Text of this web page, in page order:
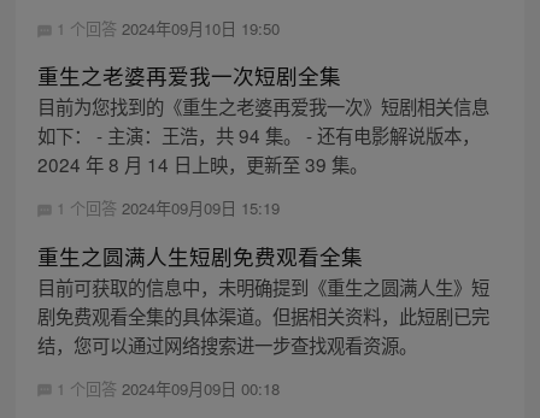
1 个回答 2024年09月10日 19:50
重生之老婆再爱我一次短剧全集
目前为您找到的《重生之老婆再爱我一次》短剧相关信息
如下： - 主演：王浩，共 94 集。 - 还有电影解说版本，
2024 年 8 月 14 日上映，更新至 39 集。
1 个回答 2024年09月09日 15:19
重生之圆满人生短剧免费观看全集
目前可获取的信息中，未明确提到《重生之圆满人生》短
剧免费观看全集的具体渠道。但据相关资料，此短剧已完
结，您可以通过网络搜索进一步查找观看资源。
1 个回答 2024年09月09日 00:18